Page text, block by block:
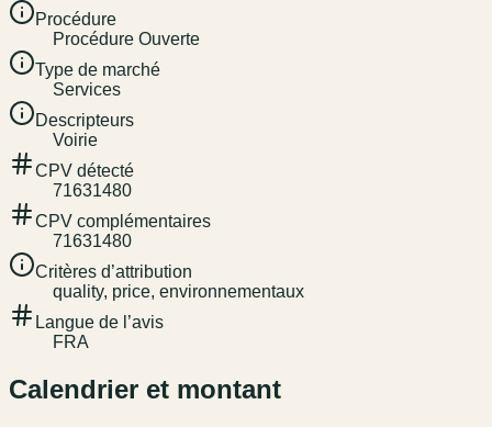
Procédure
Procédure Ouverte
Type de marché
Services
Descripteurs
Voirie
CPV détecté
71631480
CPV complémentaires
71631480
Critères d’attribution
quality, price, environnementaux
Langue de l’avis
FRA
Calendrier et montant